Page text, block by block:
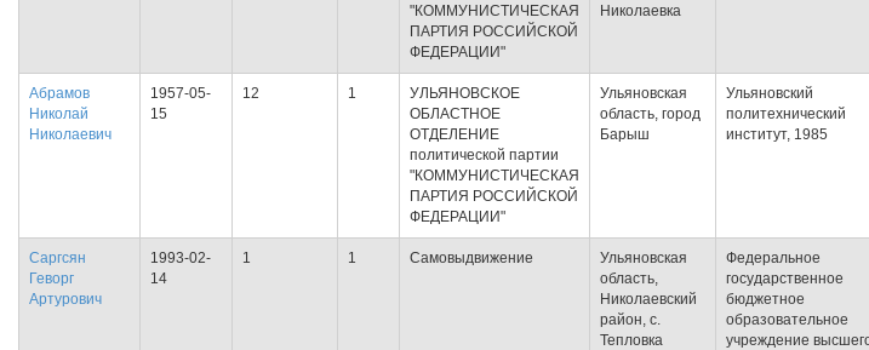
"КОММУНИСТИЧЕСКАЯ
ПАРТИЯ РОССИЙСКОЙ
ФЕДЕРАЦИИ"
Николаевка
Абрамов
Николай
Николаевич
1957-05-
15
12 1
УЛЬЯНОВСКОЕ
ОБЛАСТНОЕ
ОТДЕЛЕНИЕ
политической партии
"КОММУНИСТИЧЕСКАЯ
ПАРТИЯ РОССИЙСКОЙ
ФЕДЕРАЦИИ"
Ульяновская
область, город
Барыш
Ульяновский
политехнический
институт, 1985
Саргсян
Геворг
Артурович
1993-02-
14
1 1 Самовыдвижение
Ульяновская
область,
Николаевский
район, с.
Тепловка
Федеральное
государственное
бюджетное
образовательное
учреждение